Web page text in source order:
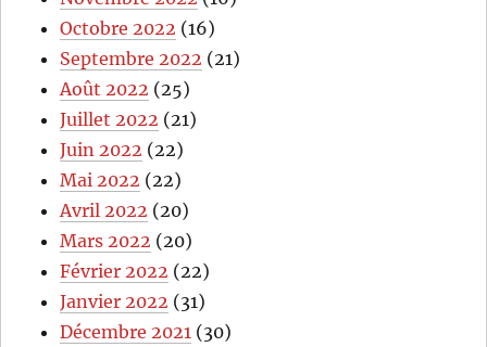
Octobre 2022 (16)
Septembre 2022 (21)
Août 2022 (25)
Juillet 2022 (21)
Juin 2022 (22)
Mai 2022 (22)
Avril 2022 (20)
Mars 2022 (20)
Février 2022 (22)
Janvier 2022 (31)
Décembre 2021 (30)